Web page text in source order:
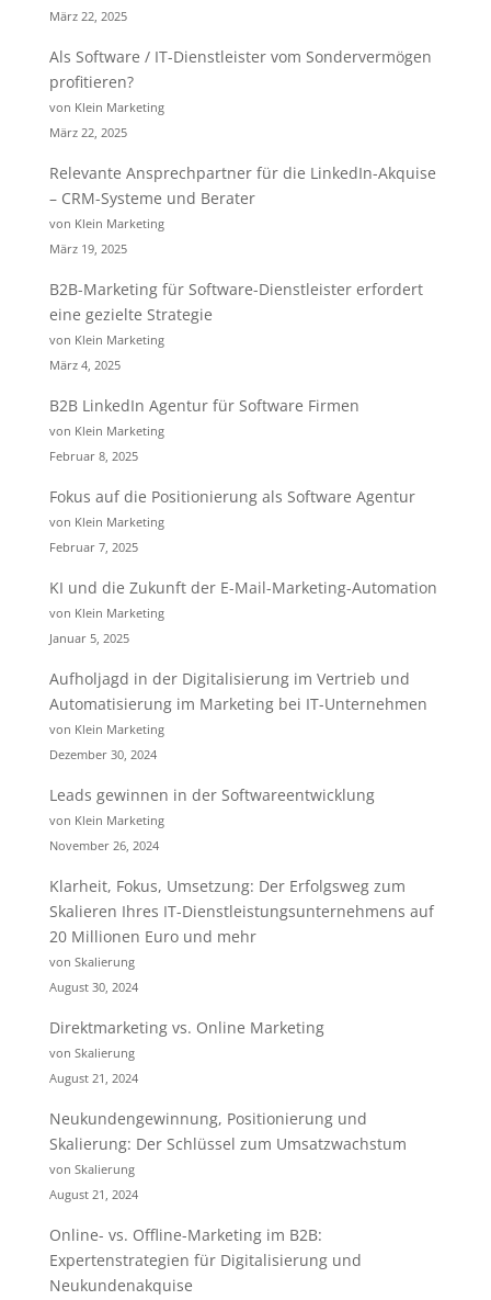
März 22, 2025
Als Software / IT-Dienstleister vom Sondervermögen
profitieren?
von Klein Marketing
März 22, 2025
Relevante Ansprechpartner für die LinkedIn-Akquise
– CRM-Systeme und Berater
von Klein Marketing
März 19, 2025
B2B-Marketing für Software-Dienstleister erfordert
eine gezielte Strategie
von Klein Marketing
März 4, 2025
B2B LinkedIn Agentur für Software Firmen
von Klein Marketing
Februar 8, 2025
Fokus auf die Positionierung als Software Agentur
von Klein Marketing
Februar 7, 2025
KI und die Zukunft der E-Mail-Marketing-Automation
von Klein Marketing
Januar 5, 2025
Aufholjagd in der Digitalisierung im Vertrieb und
Automatisierung im Marketing bei IT-Unternehmen
von Klein Marketing
Dezember 30, 2024
Leads gewinnen in der Softwareentwicklung
von Klein Marketing
November 26, 2024
Klarheit, Fokus, Umsetzung: Der Erfolgsweg zum
Skalieren Ihres IT-Dienstleistungsunternehmens auf
20 Millionen Euro und mehr
von Skalierung
August 30, 2024
Direktmarketing vs. Online Marketing
von Skalierung
August 21, 2024
Neukundengewinnung, Positionierung und
Skalierung: Der Schlüssel zum Umsatzwachstum
von Skalierung
August 21, 2024
Online- vs. Offline-Marketing im B2B:
Expertenstrategien für Digitalisierung und
Neukundenakquise